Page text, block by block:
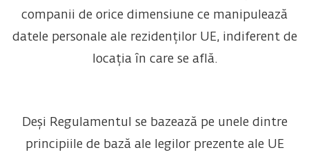
companii de orice dimensiune ce manipulează
datele personale ale rezidenților UE, indiferent de
locația în care se află.
Deși Regulamentul se bazează pe unele dintre
principiile de bază ale legilor prezente ale UE